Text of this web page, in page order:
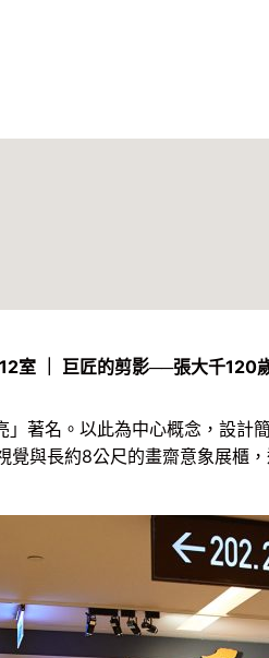
｜ 巨匠的剪影──張大千120
著名。以此為中心概念，設計
覺與長約8公尺的畫齋意象展櫃